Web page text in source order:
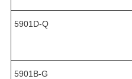
5901D-Q
5901B-G